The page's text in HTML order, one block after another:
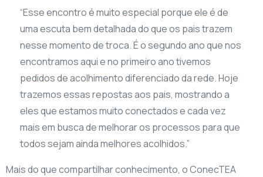
“Esse encontro é muito especial porque ele é de
uma escuta bem detalhada do que os pais trazem
nesse momento de troca. É o segundo ano que nos
encontramos aqui e no primeiro ano tivemos
pedidos de acolhimento diferenciado da rede. Hoje
trazemos essas repostas aos pais, mostrando a
eles que estamos muito conectados e cada vez
mais em busca de melhorar os processos para que
todos sejam ainda melhores acolhidos.”
Mais do que compartilhar conhecimento, o ConecTEA